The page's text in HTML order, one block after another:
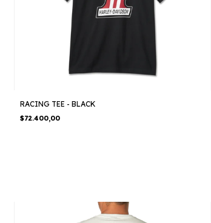
RACING TEE - BLACK
$72.400,00